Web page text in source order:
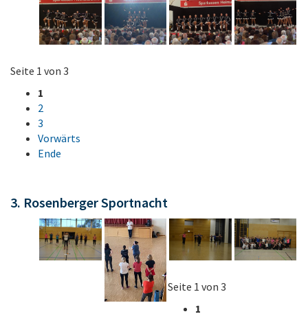
Seite 1 von 3
1
2
3
Vorwärts
Ende
3. Rosenberger Sportnacht
Seite 1 von 3
1